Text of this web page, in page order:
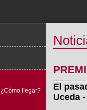
¿Cómo llegar?
El
Uceda